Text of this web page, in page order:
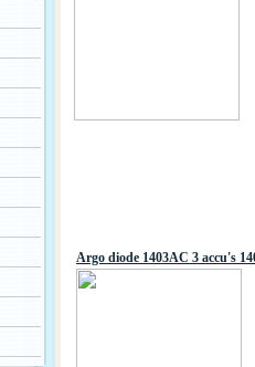
Argo diode 1403AC 3 accu's